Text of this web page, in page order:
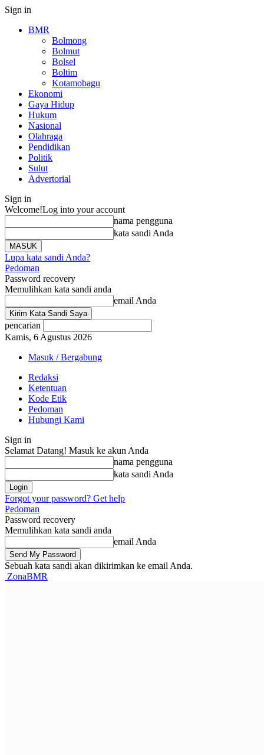
Sign in
BMR
Bolmong
Bolmut
Bolsel
Boltim
Kotamobagu
Ekonomi
Gaya Hidup
Hukum
Nasional
Olahraga
Pendidikan
Politik
Sulut
Advertorial
Sign in
Welcome!Log into your account
nama pengguna
kata sandi Anda
Lupa kata sandi Anda?
Pedoman
Password recovery
Memulihkan kata sandi anda
email Anda
pencarian
Kamis, 6 Agustus 2026
Masuk / Bergabung
Redaksi
Ketentuan
Kode Etik
Pedoman
Hubungi Kami
Sign in
Selamat Datang! Masuk ke akun Anda
nama pengguna
kata sandi Anda
Forgot your password? Get help
Pedoman
Password recovery
Memulihkan kata sandi anda
email Anda
Sebuah kata sandi akan dikirimkan ke email Anda.
ZonaBMR